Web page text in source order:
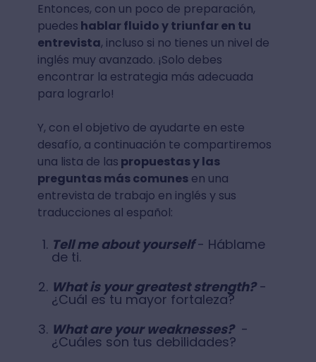
Entonces, con un poco de preparación,
puedes hablar fluido y triunfar en tu
entrevista, incluso si no tienes un nivel de
inglés muy avanzado. ¡Solo debes
encontrar la estrategia más adecuada
para lograrlo!
Y, con el objetivo de ayudarte en este
desafío, a continuación te compartiremos
una lista de las propuestas y las
preguntas más comunesen una
entrevista de trabajo en inglés y sus
traducciones al español:
Tell me about yourself- Háblame
de ti.
What is your greatest strength?-
¿Cuál es tu mayor fortaleza?
What are your weaknesses?-
¿Cuáles son tus debilidades?